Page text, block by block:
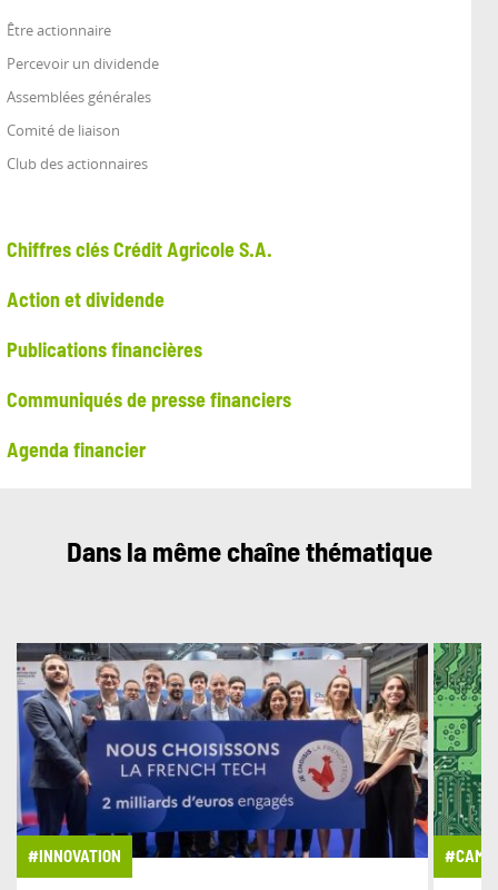
Être actionnaire
Percevoir un dividende
Assemblées générales
Comité de liaison
Club des actionnaires
Chiffres clés Crédit Agricole S.A.
Action et dividende
Publications financières
Communiqués de presse financiers
Agenda financier
Dans la même chaîne thématique
#INNOVATION